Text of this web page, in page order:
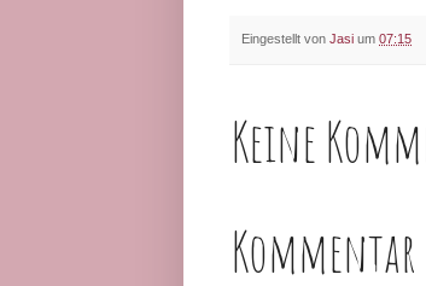
Eingestellt von Jasi um 07:15
Keine